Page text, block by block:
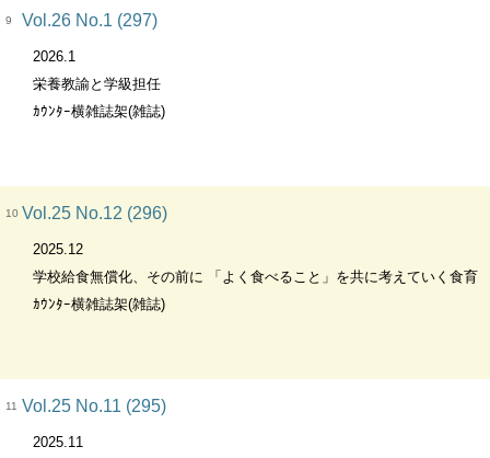
9 Vol.26 No.1 (297)
2026.1
栄養教諭と学級担任
ｶｳﾝﾀｰ横雑誌架(雑誌)
10 Vol.25 No.12 (296)
2025.12
学校給食無償化、その前に 「よく食べること」を共に考えていく食育
ｶｳﾝﾀｰ横雑誌架(雑誌)
11 Vol.25 No.11 (295)
2025.11